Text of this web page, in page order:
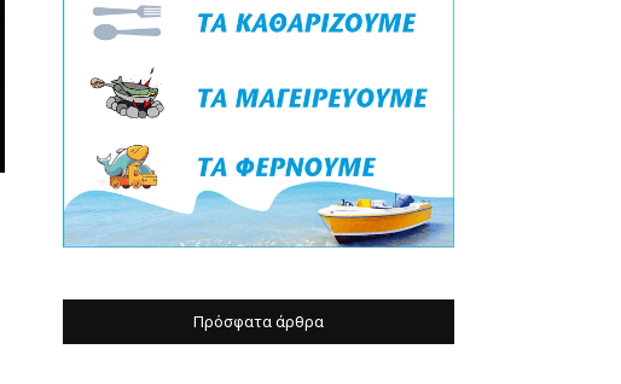
Πρόσφατα άρθρα